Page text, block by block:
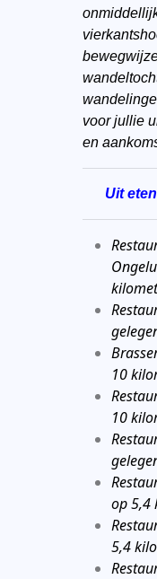
voor jullie
en
Uit
10
10
op 5,4
5,4